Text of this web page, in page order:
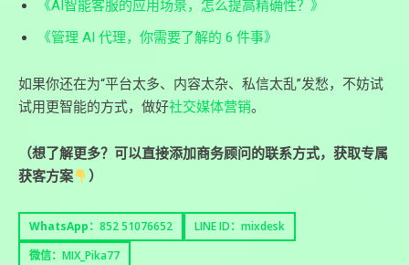
《AI智能客服的应用场景，怎么提高精确性？》
《管理 AI 代理，你需要了解的 6 件事》
如果你还在为“平台太多、内容太杂、私信太乱”发愁，不妨试
试用更智能的方式，做好社交媒体营销。
（想了解更多？可以直接添加商务顾问的联系方式，获取专属
获客方案
）
WhatsApp： 852 51076652
LINE ID：mixdesk
微信：MIX_Pika77